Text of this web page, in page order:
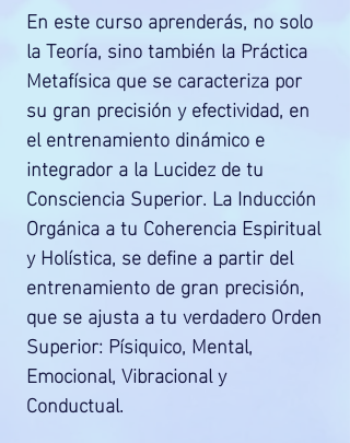
En este curso aprenderás, no solo
la Teoría, sino también la Práctica
Metafísica que se caracteriza por
su gran precisión y efectividad, en
el entrenamiento dinámico e
integrador a la Lucidez de tu
Consciencia Superior. La Inducción
Orgánica a tu Coherencia Espiritual
y Holística, se define a partir del
entrenamiento de gran precisión,
que se ajusta a tu verdadero Orden
Superior: Písiquico, Mental,
Emocional, Vibracional y
Conductual.